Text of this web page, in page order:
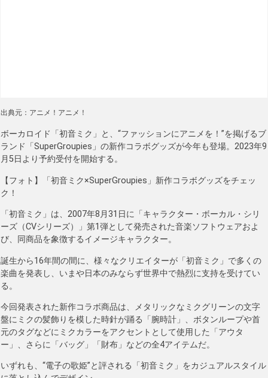
出典元：アニメ！アニメ！
ボーカロイド「初音ミク」と、“ファッションにアニメを！”を掲げるブ
ランド「SuperGroupies」の新作コラボグッズが今年も登場。2023年9
月5日より予約受付を開始する。
【フォト】「初音ミク×SuperGroupies」新作コラボグッズをチェッ
ク！
「初音ミク」は、2007年8月31日に「キャラクター・ボーカル・シリ
ーズ（CVシリーズ）」第1弾として発売された音楽ソフトウェアおよ
び、同商品を象徴するイメージキャラクター。
誕生から16年間の間に、様々なクリエイターが「初音ミク」で多くの
楽曲を発表し、いまや日本のみならず世界中で熱烈に支持を受けてい
る。
今回発表された新作コラボ商品は、メタリックなミクグリーンの文字
盤にミクの髪飾りを模した時針が踊る「腕時計」、ボタンループや首
元のタグなどにミクカラーをアクセントとして使用した「アウタ
ー」、さらに「バッグ」「財布」などの全4アイテムだ。
いずれも、“電子の歌姫”と評される「初音ミク」をカジュアルスタイル